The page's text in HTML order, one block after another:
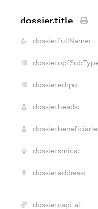
dossier.title
dossier.fullName:
dossier.edrpo:
dossier.heads:
dossier.smida:
dossier.address:
dossier.capital: